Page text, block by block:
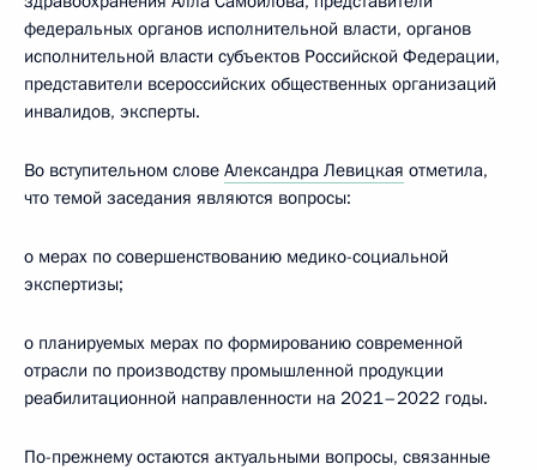
федеральных органов исполнительной власти, органов
исполнительной власти субъектов Российской Федерации,
представители всероссийских общественных организаций
инвалидов, эксперты.
Во вступительном слове Александра Левицкая отметила,
что темой заседания являются вопросы:
о мерах по совершенствованию медико-социальной
экспертизы;
о планируемых мерах по формированию современной
отрасли по производству промышленной продукции
реабилитационной направленности на 2021–2022 годы.
По-прежнему остаются актуальными вопросы, связанные